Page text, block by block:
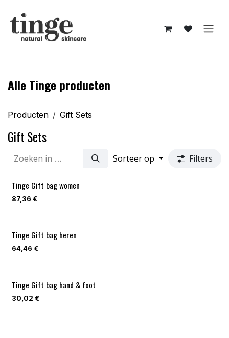
Alle Tinge producten
Producten Gift Sets
Gift Sets
Sorteer op Filters
Tinge Gift bag women
87,36 €
Tinge Gift bag heren
64,46 €
Tinge Gift bag hand & foot
30,02 €